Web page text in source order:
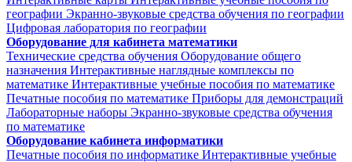
географии Экранно-звуковые средства обучения по географии
Цифровая лаборатория по географии
Оборудование для кабинета математики
Технические средства обучения Оборудование общего
назначения Интерактивные наглядные комплексы по
математике Интерактивные учебные пособия по математике
Печатные пособия по математике Приборы для демонстраций
Лабораторные наборы Экранно-звуковые средства обучения
по математике
Оборудование кабинета информатики
Печатные пособия по информатике Интерактивные учебные